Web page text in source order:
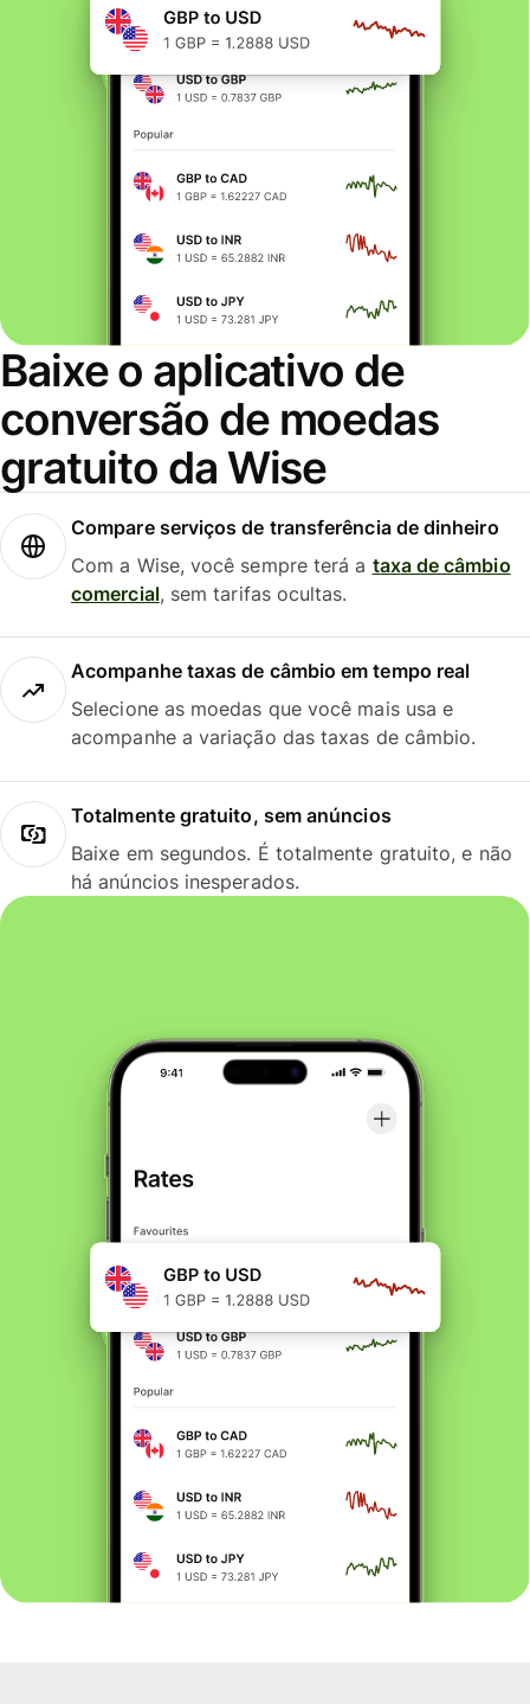
Baixe o aplicativo de
conversão de moedas
gratuito da Wise
Compare serviços de transferência de dinheiro
Com a Wise, você sempre terá a taxa de câmbio
comercial, sem tarifas ocultas.
Acompanhe taxas de câmbio em tempo real
Selecione as moedas que você mais usa e
acompanhe a variação das taxas de câmbio.
Totalmente gratuito, sem anúncios
Baixe em segundos. É totalmente gratuito, e não
há anúncios inesperados.